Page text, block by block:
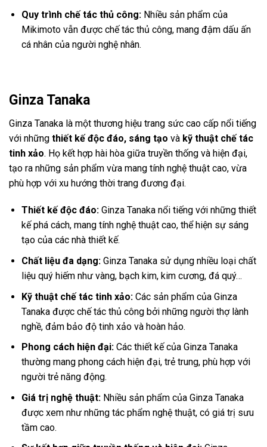
Quy trình chế tác thủ công:Nhiều sản phẩm của
Mikimoto vẫn được chế tác thủ công, mang đậm dấu ấn
cá nhân của người nghệ nhân.
Ginza Tanaka
Ginza Tanaka là một thương hiệu trang sức cao cấp nổi tiếng
với những thiết kế độc đáo, sáng tạo và kỹ thuật chế tác
tinh xảo. Họ kết hợp hài hòa giữa truyền thống và hiện đại,
tạo ra những sản phẩm vừa mang tính nghệ thuật cao, vừa
phù hợp với xu hướng thời trang đương đại.
Thiết kế độc đáo:Ginza Tanaka nổi tiếng với những thiết
kế phá cách, mang tính nghệ thuật cao, thể hiện sự sáng
tạo của các nhà thiết kế.
Chất liệu đa dạng:Ginza Tanaka sử dụng nhiều loại chất
liệu quý hiếm như vàng, bạch kim, kim cương, đá quý…
Kỹ thuật chế tác tinh xảo:Các sản phẩm của Ginza
Tanaka được chế tác thủ công bởi những người thợ lành
nghề, đảm bảo độ tinh xảo và hoàn hảo.
Phong cách hiện đại:Các thiết kế của Ginza Tanaka
thường mang phong cách hiện đại, trẻ trung, phù hợp với
người trẻ năng động.
Giá trị nghệ thuật:Nhiều sản phẩm của Ginza Tanaka
được xem như những tác phẩm nghệ thuật, có giá trị sưu
tầm cao.